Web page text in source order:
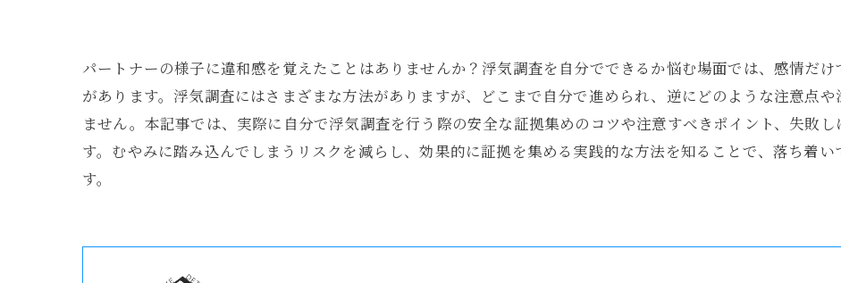
パートナーの様子に違和感を覚えたことはありませんか？浮気調査を自分でできるか悩む場面では、感情だ
があります。浮気調査にはさまざまな方法がありますが、どこまで自分で進められ、逆にどのような注意点
ません。本記事では、実際に自分で浮気調査を行う際の安全な証拠集めのコツや注意すべきポイント、失敗
す。むやみに踏み込んでしまうリスクを減らし、効果的に証拠を集める実践的な方法を知ることで、落ち着
す。